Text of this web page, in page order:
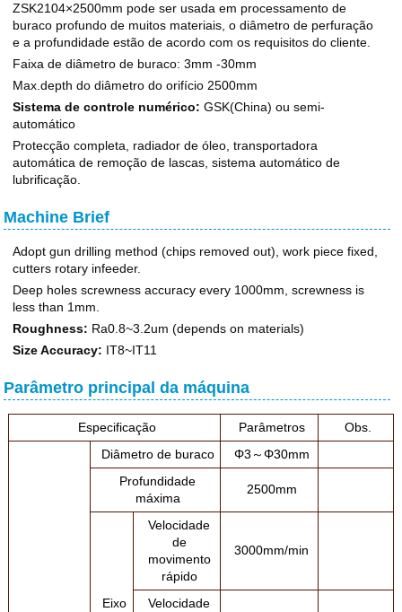
ZSK2104×2500mm pode ser usada em processamento de
buraco profundo de muitos materiais, o diâmetro de perfuração
e a profundidade estão de acordo com os requisitos do cliente.
Faixa de diâmetro de buraco: 3mm -30mm
Max.depth do diâmetro do orifício 2500mm
Sistema de controle numérico: GSK(China) ou semi-
automático
Protecção completa, radiador de óleo, transportadora
automática de remoção de lascas, sistema automático de
lubrificação.
Machine Brief
Adopt gun drilling method (chips removed out), work piece fixed,
cutters rotary infeeder.
Deep holes screwness accuracy every 1000mm, screwness is
less than 1mm.
Roughness: Ra0.8~3.2um (depends on materials)
Size Accuracy: IT8~IT11
Parâmetro principal da máquina
Especificação Parâmetros Obs.
Diâmetro de buraco
Φ3～Φ30mm
Profundidade
máxima
2500mm
Eixo
Velocidade
de
movimento
rápido
3000mm/min
Velocidade